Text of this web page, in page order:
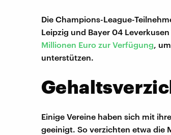
Die Champions-League-
Leipzig und Bayer 04
Millionen Euro zur Verfügung,
unterstützen.
Einige Vereine haben sich mit
geeinigt. So verzichten etwa die